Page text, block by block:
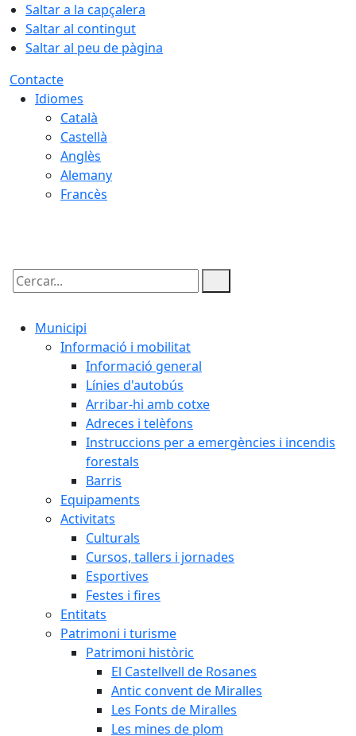
Saltar a la capçalera
Saltar al contingut
Saltar al peu de pàgina
Contacte
Idiomes
Català
Castellà
Anglès
Alemany
Francès
Cercar:
Municipi
Informació i mobilitat
Informació general
Línies d'autobús
Arribar-hi amb cotxe
Adreces i telèfons
Instruccions per a emergències i incendis
forestals
Barris
Equipaments
Activitats
Culturals
Cursos, tallers i jornades
Esportives
Festes i fires
Entitats
Patrimoni i turisme
Patrimoni històric
El Castellvell de Rosanes
Antic convent de Miralles
Les Fonts de Miralles
Les mines de plom